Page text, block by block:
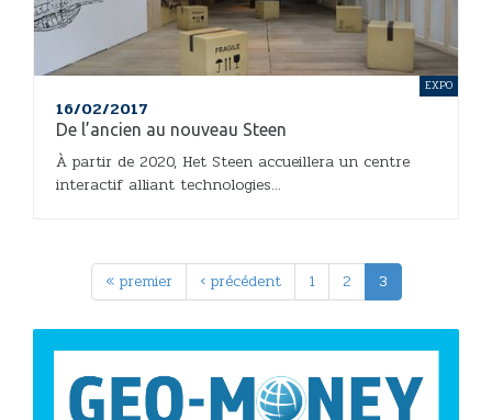
16/02/2017
De l’ancien au nouveau Steen
À partir de 2020, Het Steen accueillera un centre
interactif alliant technologies...
EXPO
« premier ‹ précédent 1 2 3